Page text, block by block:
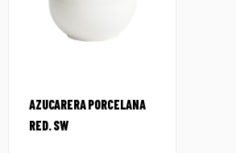
AZUCARERA PORCELANA
RED. SW